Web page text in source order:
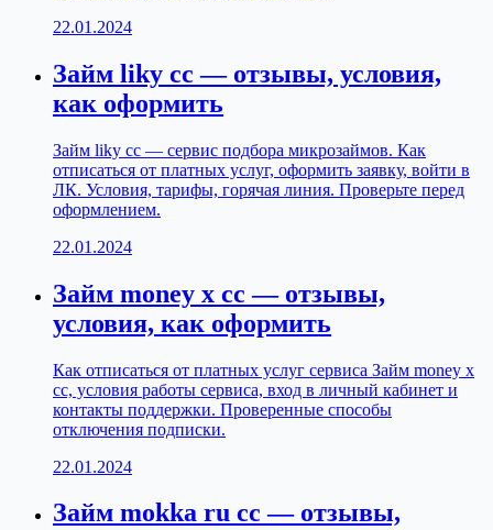
22.01.2024
Займ liky cc — отзывы, условия,
как оформить
Займ liky cc — сервис подбора микрозаймов. Как
отписаться от платных услуг, оформить заявку, войти в
ЛК. Условия, тарифы, горячая линия. Проверьте перед
оформлением.
22.01.2024
Займ money x cc — отзывы,
условия, как оформить
Как отписаться от платных услуг сервиса Займ money x
cc, условия работы сервиса, вход в личный кабинет и
контакты поддержки. Проверенные способы
отключения подписки.
22.01.2024
Займ mokka ru cc — отзывы,